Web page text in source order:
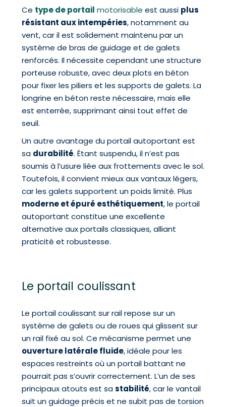
Ce type de portail motorisable est aussi plus
résistant aux intempéries, notamment au
vent, car il est solidement maintenu par un
système de bras de guidage et de galets
renforcés. Il nécessite cependant une structure
porteuse robuste, avec deux plots en béton
pour fixer les piliers et les supports de galets. La
longrine en béton reste nécessaire, mais elle
est enterrée, supprimant ainsi tout effet de
seuil.
Un autre avantage du portail autoportant est
sa durabilité. Étant suspendu, il n’est pas
soumis à l’usure liée aux frottements avec le sol.
Toutefois, il convient mieux aux vantaux légers,
car les galets supportent un poids limité. Plus
moderne et épuré esthétiquement, le portail
autoportant constitue une excellente
alternative aux portails classiques, alliant
praticité et robustesse.
Le portail coulissant
Le portail coulissant sur rail repose sur un
système de galets ou de roues qui glissent sur
un rail fixé au sol. Ce mécanisme permet une
ouverture latérale fluide, idéale pour les
espaces restreints où un portail battant ne
pourrait pas s’ouvrir correctement. L’un de ses
principaux atouts est sastabilité, car le vantail
suit un guidage précis et ne subit pas de torsion